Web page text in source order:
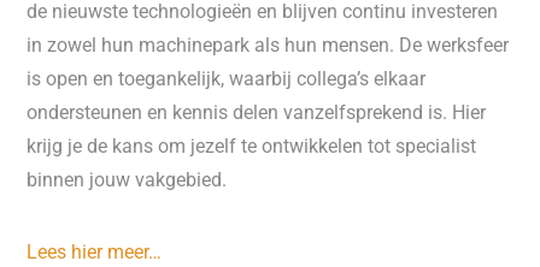
de nieuwste technologieën en blijven continu investeren
in zowel hun machinepark als hun mensen. De werksfeer
is open en toegankelijk, waarbij collega’s elkaar
ondersteunen en kennis delen vanzelfsprekend is. Hier
krijg je de kans om jezelf te ontwikkelen tot specialist
binnen jouw vakgebied.
Lees hier meer…